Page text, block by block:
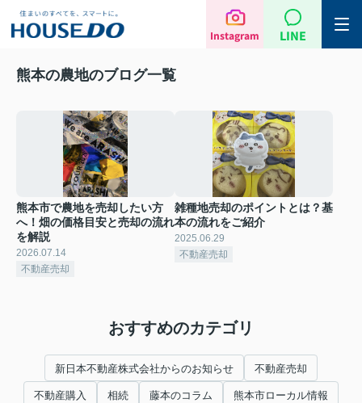
Instagram LINE
熊本の農地のブログ一覧
熊本市で農地を売却したい方
へ！畑の価格目安と売却の流れ
を解説
2026.07.14
不動産売却
雑種地売却のポイントとは？基
本の流れをご紹介
2025.06.29
不動産売却
おすすめのカテゴリ
新日本不動産株式会社からのお知らせ 不動産売却
不動産購入 相続 藤本のコラム 熊本市ローカル情報